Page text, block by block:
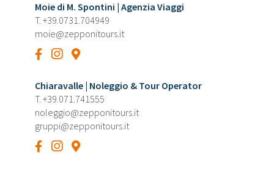
Moie di M. Spontini | Agenzia Viaggi
T. +39.0731.704949
moie@zepponitours.it
Chiaravalle | Noleggio & Tour Operator
T. +39.071.741555
noleggio@zepponitours.it
gruppi@zepponitours.it